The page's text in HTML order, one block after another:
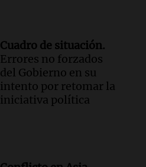
Cuadro de situación.
Errores no forzados
del Gobierno en su
intento por retomar la
iniciativa política